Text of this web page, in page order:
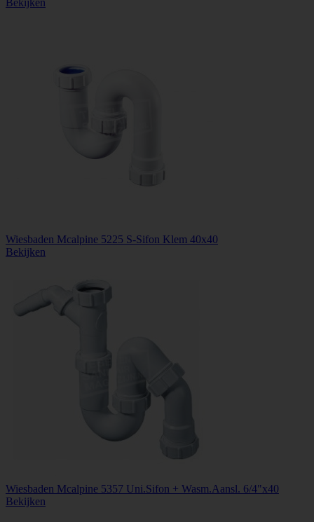
Bekijken
Wiesbaden Mcalpine 5225 S-Sifon Klem 40x40
Bekijken
Wiesbaden Mcalpine 5357 Uni.Sifon + Wasm.Aansl. 6/4"x40
Bekijken